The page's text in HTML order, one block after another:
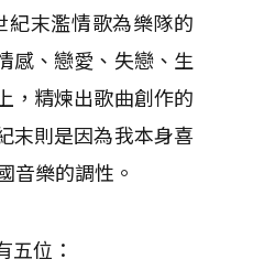
紀末濫情歌為樂隊的
感、戀愛、失戀、生
，精煉出歌曲創作的
末則是因為我本身喜
音樂的調性。
五位：